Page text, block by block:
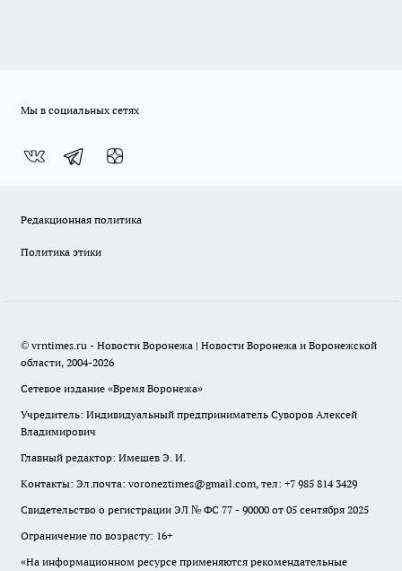
Мы в социальных сетях
Редакционная политика
Политика этики
© vrntimes.ru - Новости Воронежа | Новости Воронежа и Воронежской
области, 2004-2026
Сетевое издание «Время Воронежа»
Учредитель: Индивидуальный предприниматель Суворов Алексей
Владимирович
Главный редактор: Имешев Э. И.
Контакты: Эл.почта: voroneztimes@gmail.com, тел: +7 985 814 3429
Свидетельство о регистрации ЭЛ № ФС 77 - 90000 от 05 сентября 2025
Ограничение по возрасту: 16+
«На информационном ресурсе применяются рекомендательные